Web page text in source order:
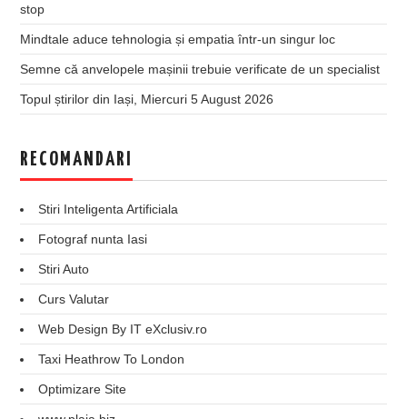
stop
Mindtale aduce tehnologia și empatia într-un singur loc
Semne că anvelopele mașinii trebuie verificate de un specialist
Topul știrilor din Iași, Miercuri 5 August 2026
RECOMANDARI
Stiri Inteligenta Artificiala
Fotograf nunta Iasi
Stiri Auto
Curs Valutar
Web Design By IT eXclusiv.ro
Taxi Heathrow To London
Optimizare Site